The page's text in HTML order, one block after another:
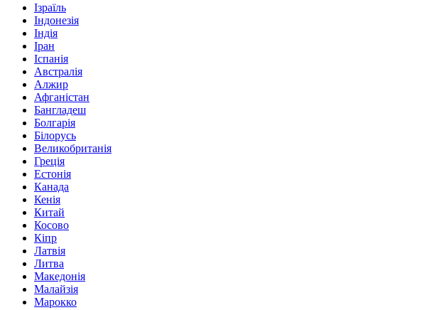
Ізраїль
Індонезія
Індія
Іран
Іспанія
Австралія
Алжир
Афганістан
Бангладеш
Болгарія
Білорусь
Великобританія
Греція
Естонія
Канада
Кенія
Китай
Косово
Кіпр
Латвія
Литва
Македонія
Малайзія
Марокко